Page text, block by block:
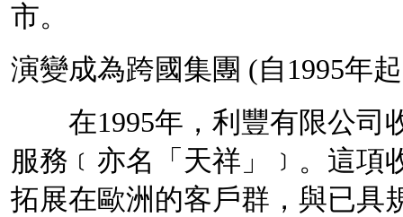
市。
演變成為跨國集團 (自1995年
在1995年，利豐有限公司
服務﹝亦名「天祥」﹞。這項
拓展在歐洲的客戶群，與已具